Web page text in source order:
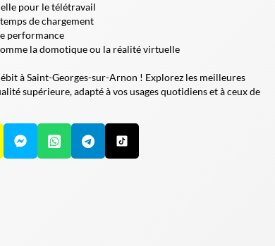
pour le télétravail
de chargement
performance
la domotique ou la réalité virtuelle
à Saint-Georges-sur-Arnon ! Explorez les meilleures
supérieure, adapté à vos usages quotidiens et à ceux de